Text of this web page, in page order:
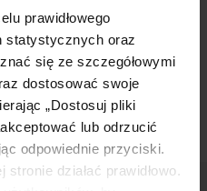
prawidłowego
statystycznych oraz
się ze szczegółowymi
dostosować swoje
„Dostosuj pliki
lub odrzucić
odpowiednie przyciski.
działać prawidłowo.